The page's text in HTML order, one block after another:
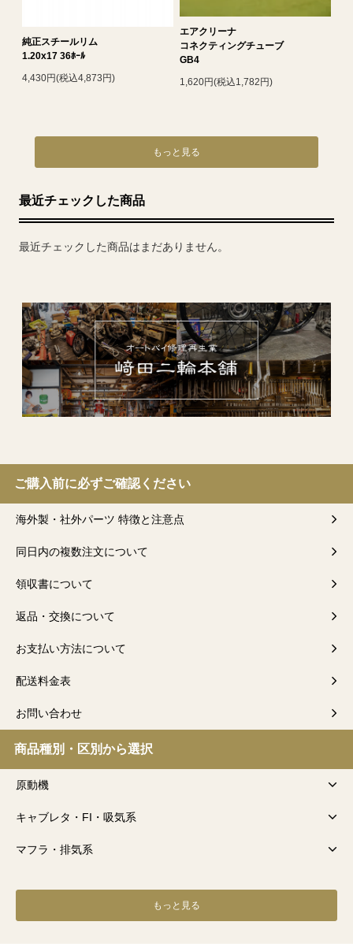
純正スチールリム
1.20x17 36ﾎｰﾙ
4,430円(税込4,873円)
エアクリーナ
コネクティングチューブ
GB4
1,620円(税込1,782円)
もっと見る
最近チェックした商品
最近チェックした商品はまだありません。
ご購入前に必ずご確認ください
海外製・社外パーツ 特徴と注意点
同日内の複数注文について
領収書について
返品・交換について
お支払い方法について
配送料金表
お問い合わせ
商品種別・区別から選択
原動機
キャブレタ・FI・吸気系
マフラ・排気系
もっと見る